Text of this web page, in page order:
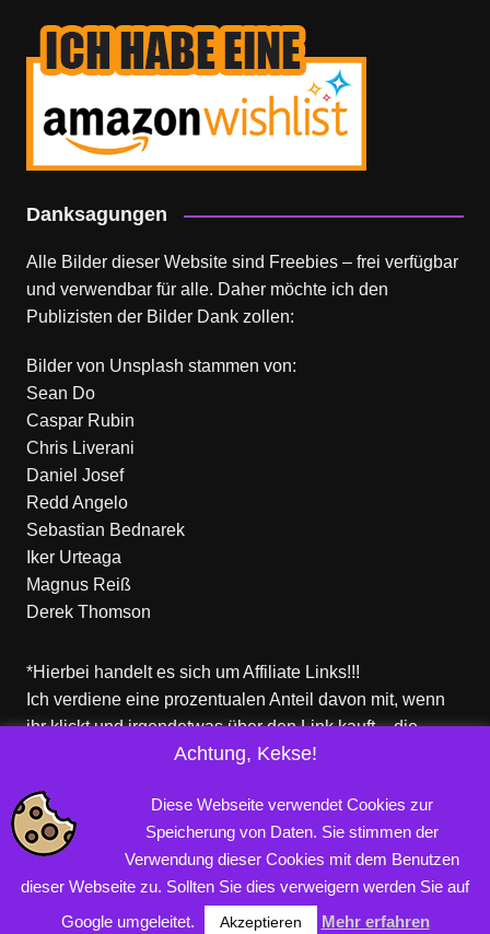
Danksagungen
Alle Bilder dieser Website sind Freebies – frei verfügbar
und verwendbar für alle. Daher möchte ich den
Publizisten der Bilder Dank zollen:
Bilder von Unsplash stammen von:
Sean Do
Caspar Rubin
Chris Liverani
Daniel Josef
Redd Angelo
Sebastian Bednarek
Iker Urteaga
Magnus Reiß
Derek Thomson
*Hierbei handelt es sich um Affiliate Links!!!
Ich verdiene eine prozentualen Anteil davon mit, wenn
ihr klickt und irgendetwas über den Link kauft – die
Produkte dort sind aber nicht von mir!
Copyright © 2026 PROFINERD.DE. Alle Rechte vorbehalten.
Impressum Datenschutzerklärung AGB
Achtung, Kekse!
Diese Webseite verwendet Cookies zur
Speicherung von Daten. Sie stimmen der
Verwendung dieser Cookies mit dem Benutzen
dieser Webseite zu. Sollten Sie dies verweigern werden Sie auf
Google umgeleitet.
Akzeptieren Mehr erfahren